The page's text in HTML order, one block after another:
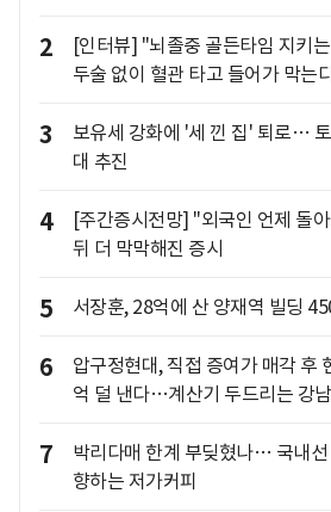
2
[인터뷰] "뇌졸중 골든타임 지키
두술 없이 혈관 타고 들어가 막는
3
보유세 강화에 '세 낀 집' 퇴로…
대 추진
4
[주간증시전망] "외국인 언제 돌
뒤 더 막막해진 증시
5 서장훈, 28억에 산 양재역 빌딩
6
압구정현대, 직접 증여가 매각 후
억 덜 낸다…계산기 두드리는 강
7
박리다매 한계 부딪혔나… 국내
향하는 저가커피